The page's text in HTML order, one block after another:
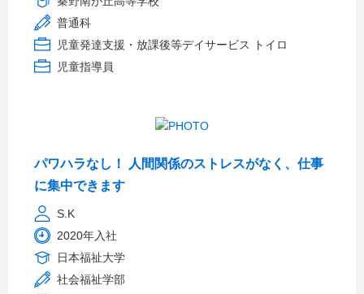
普通科
児童発達支援・放課後等デイサービス トイロ
児童指導員
パワハラなし！ 人間関係のストレスがなく、仕事
に集中できます
S.K
2020年入社
日本福祉大学
社会福祉学部